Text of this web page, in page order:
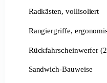
Radkästen, vollisoliert
Rangiergriffe,
Rückfahrscheinwerfer
Sandwich-Bauweise